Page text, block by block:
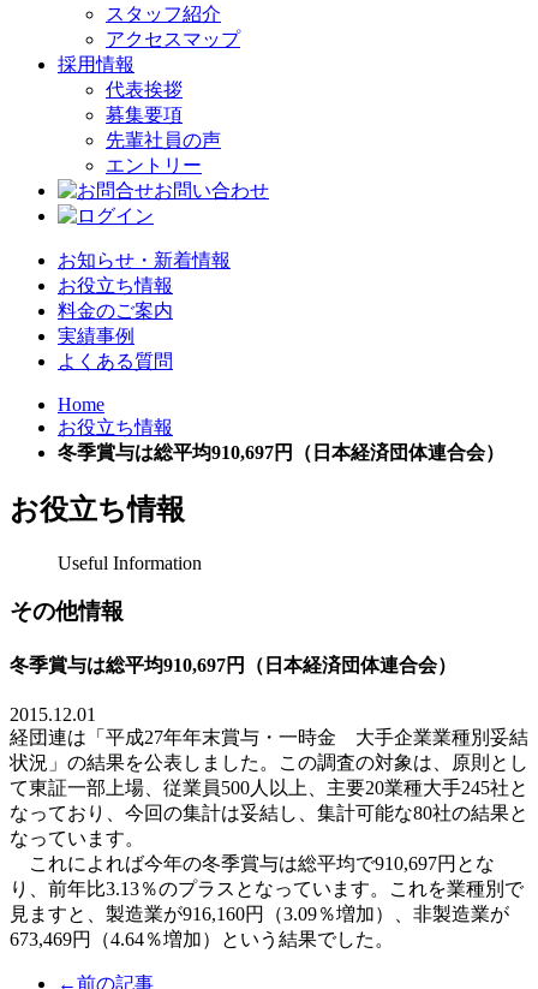
スタッフ紹介
アクセスマップ
採用情報
代表挨拶
募集要項
先輩社員の声
エントリー
お問い合わせ
お知らせ・新着情報
お役立ち情報
料金のご案内
実績事例
よくある質問
Home
お役立ち情報
冬季賞与は総平均910,697円（日本経済団体連合会）
お役立ち情報
Useful Information
その他情報
冬季賞与は総平均910,697円（日本経済団体連合会）
2015.12.01
経団連は「平成27年年末賞与・一時金 大手企業業種別妥結
状況」 の結果を公表しました。この調査の対象は、原則とし
て東証一部上場、従業員500人以上、主要20業種大手245社と
なっており、今回の集計は妥結し、集計可能な80社の結果と
なっています。
これによれば今年の冬季賞与は総平均で910,697円とな
り、前年比3.13％のプラスとなっています。これを業種別で
見ますと、 製造業が916,160円（3.09％増加）、非製造業が
673,469円（4.64％増加）という 結果でした。
←前の記事